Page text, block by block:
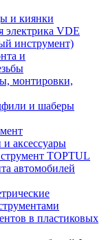
и киянки
электрика VDE
инструмент)
и
монтировки,
и шаберы
аксессуары
TOPTUL
автомобилей
в пластиковых